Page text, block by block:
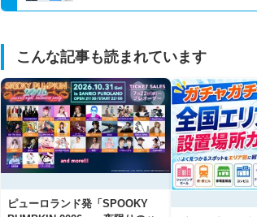
こんな記事も読まれています
ピューロランド発「SPOOKY